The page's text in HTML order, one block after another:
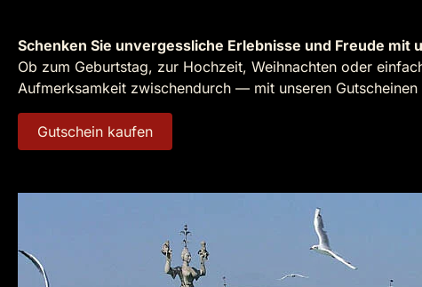
Schenken Sie unvergessliche Erlebnisse und Freude mit
Ob zum Geburtstag, zur Hochzeit, Weihnachten oder
Aufmerksamkeit zwischendurch — mit unseren
Gutschein kaufen